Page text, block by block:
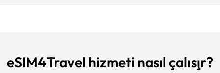
eSIM4Travel hizmeti nasıl çalışır?